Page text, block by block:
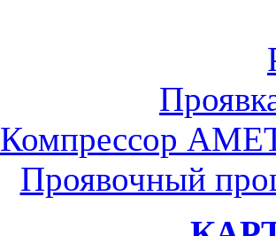
Компрессор
Проявочный